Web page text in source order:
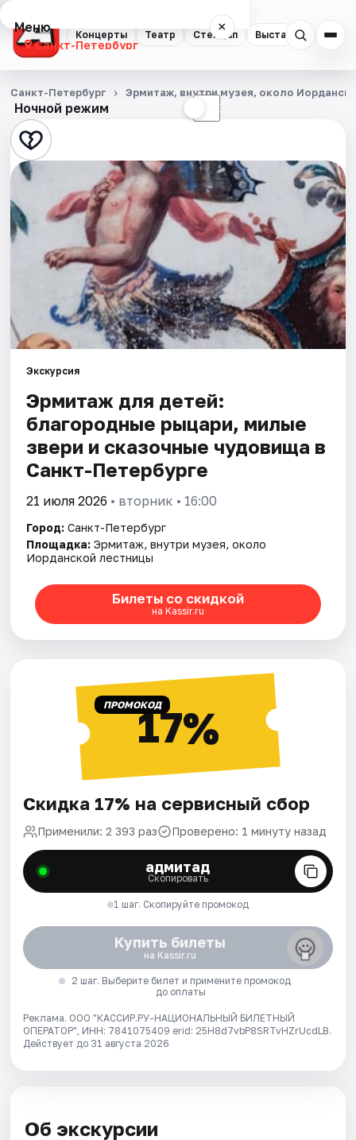
Концерты Театр Стендап Выставки
Меню ×
Санкт-Петербург
Концерты
Театр
Стендап
Выставки
Квесты
Экскурсии
Спорт
События
Города
Площадки
Артисты
Рейтинги
Ночной режим ☾
Санкт-Петербург Эрмитаж, внутри музея, около
Экскурсия
Эрмитаж для детей:
благородные рыцари, милые
звери и сказочные чудовища в
Санкт-Петербурге
21 июля 2026 • вторник • 16:00
Город: Санкт-Петербург
Площадка: Эрмитаж, внутри музея, около
Иорданской лестницы
Билеты со скидкой
на Kassir.ru
ПРОМОКОД17%
Скидка 17% на сервисный сбор
Применили: 2 393 раз Проверено: 1 минуту назад
адмитад
Скопировать
1 шаг. Скопируйте промокод
Купить билеты
на Kassir.ru
2 шаг. Выберите билет и примените промокод
до оплаты
Реклама. ООО "КАССИР.РУ-НАЦИОНАЛЬНЫЙ БИЛЕТНЫЙ
ОПЕРАТОР", ИНН: 7841075409 erid: 25H8d7vbP8SRTvHZrUcdLB.
Действует до 31 августа 2026
Об экскурсии